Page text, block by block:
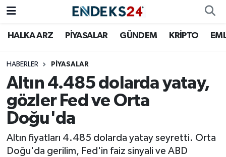
HALKA ARZ PİYASALAR GÜNDEM KRİPTO
HABERLER PİYASALAR
Altın 4.485 dolarda yatay,
gözler Fed ve Orta
Doğu'da
Altın fiyatları 4.485 dolarda yatay seyretti. Orta
Doğu'da gerilim, Fed'in faiz sinyali ve ABD
EMLAK
ENERJİ
GÜNDEM
HALKA ARZ
KRİPTO
Nöbetçi Eczaneler
Hava Durumu
Trafik Durumu
Süper Lig Puan Durumu ve Fikstür
Tüm Manşetler